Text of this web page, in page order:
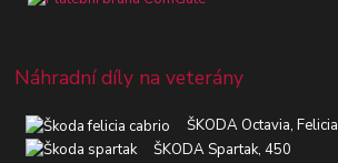
Náhradní díly na veterány
ŠKODA Octavia, Felicia
ŠKODA Spartak, 450